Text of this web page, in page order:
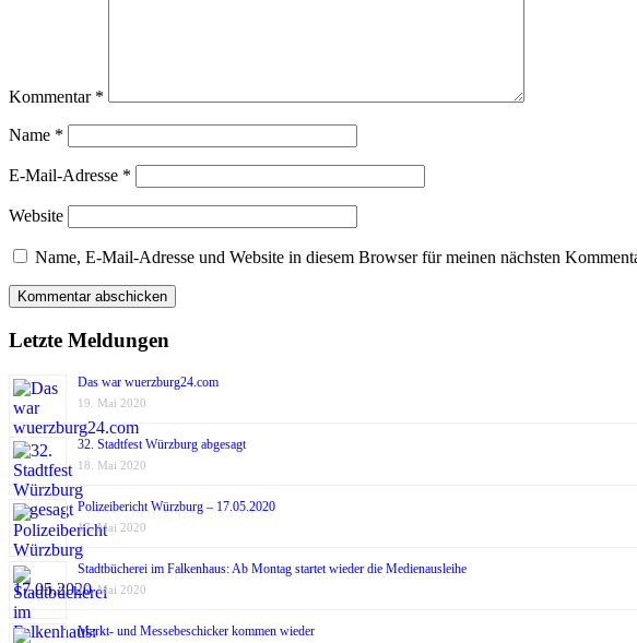
Kommentar *
Name *
E-Mail-Adresse *
Website
Name, E-Mail-Adresse und Website in diesem Browser für meinen nächsten
Letzte Meldungen
Das war wuerzburg24.com
19. Mai 2020
32. Stadtfest Würzburg abgesagt
18. Mai 2020
Polizeibericht Würzburg – 17.05.2020
17. Mai 2020
Stadtbücherei im Falkenhaus: Ab Montag startet wieder die Medienausleihe
17. Mai 2020
Markt- und Messebeschicker kommen wieder